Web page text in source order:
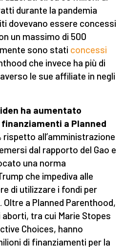
durante la pandemia
dovevano essere concessi
un massimo di 500
sono stati concessi
che invece ha più di
le sue affiliate in negli
ha aumentato
a Planned
rispetto all’amministrazione
dal rapporto del Gao e
una norma
che impediva alle
di utilizzare i fondi per
a Planned Parenthood,
tra cui Marie Stopes
Choices, hanno
di finanziamenti per la